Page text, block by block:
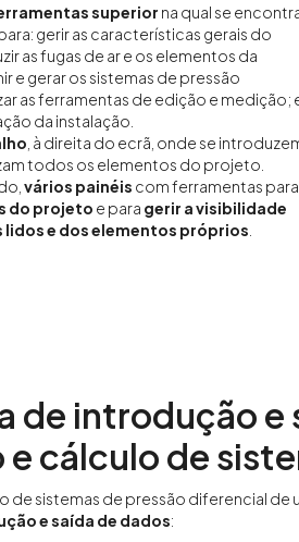
superior na qual se
gerir as características gerais do
as fugas de ar e os elementos da
e gerar os sistemas de pressão
as ferramentas de edição e medição;
da instalação.
, à direita do ecrã, onde se
todos os elementos do projeto.
vários painéis com ferramentas para
do projeto e para gerir a visibilidade
lidos e dos elementos próprios
de introdução e
cálculo de
de sistemas de pressão diferencial
e saída de dados: